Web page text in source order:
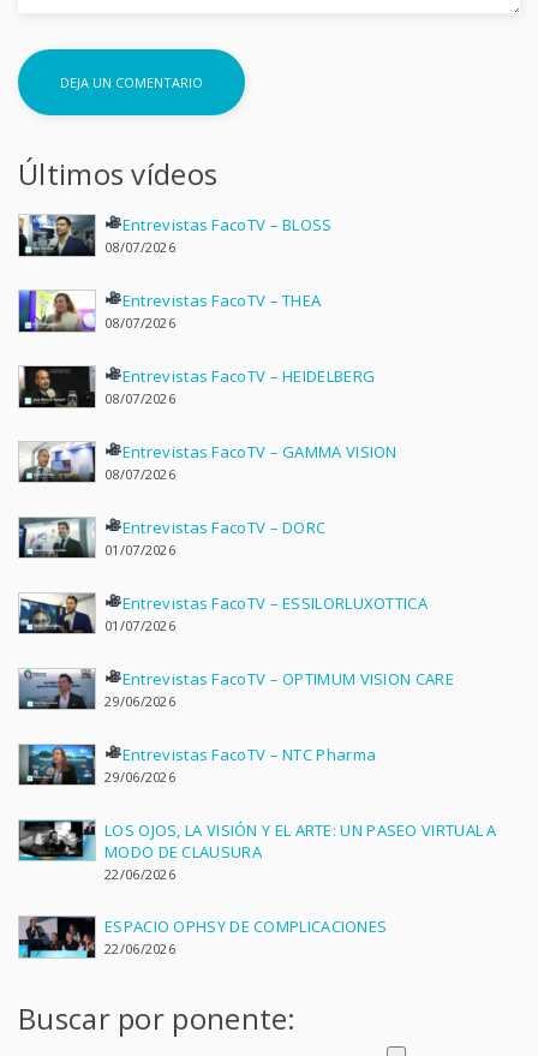
Últimos vídeos
Entrevistas FacoTV – BLOSS
08/07/2026
Entrevistas FacoTV – THEA
08/07/2026
Entrevistas FacoTV – HEIDELBERG
08/07/2026
Entrevistas FacoTV – GAMMA VISION
08/07/2026
Entrevistas FacoTV – DORC
01/07/2026
Entrevistas FacoTV – ESSILORLUXOTTICA
01/07/2026
Entrevistas FacoTV – OPTIMUM VISION CARE
29/06/2026
Entrevistas FacoTV – NTC Pharma
29/06/2026
LOS OJOS, LA VISIÓN Y EL ARTE: UN PASEO VIRTUAL A
MODO DE CLAUSURA
22/06/2026
ESPACIO OPHSY DE COMPLICACIONES
22/06/2026
Buscar por ponente: